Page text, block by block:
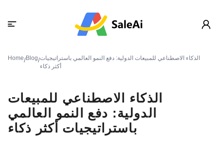
Home/Blog/الذكاء الاصطناعي للمبيعات الدولية: دفع النمو العالمي باستراتيجيات
أكثر ذكاء
الذكاء الاصطناعي للمبيعات
الدولية: دفع النمو العالمي
باستراتيجيات أكثر ذكاء